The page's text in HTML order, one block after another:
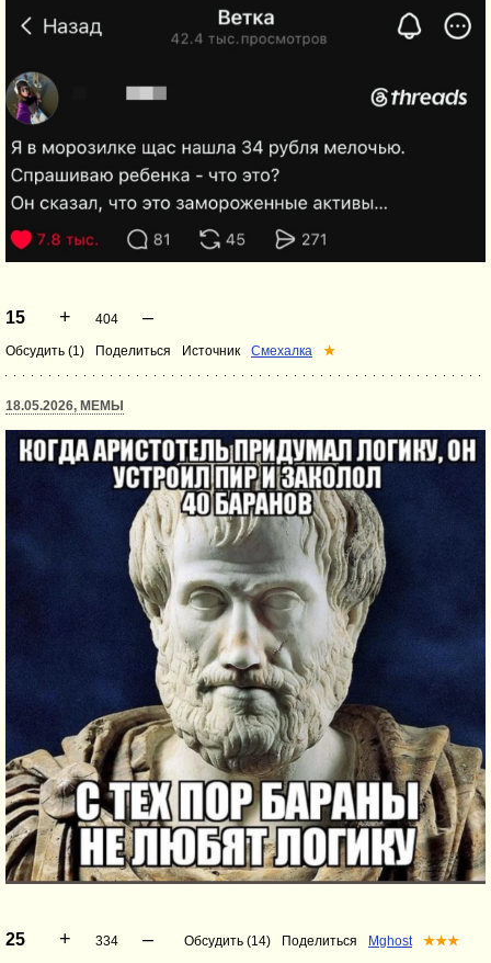
15 + 404 –
Обсудить (1) Поделиться Источник Смехалка ★
18.05.2026, МЕМЫ
25 + 334 – Обсудить (14) Поделиться Mghost ★★★